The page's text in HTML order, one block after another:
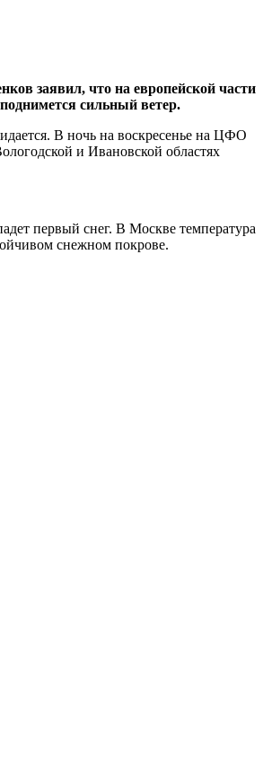
заявил, что на европейской части
сильный ветер.
В ночь на воскресенье на ЦФО
и Ивановской областях
первый снег. В Москве температура
снежном покрове.